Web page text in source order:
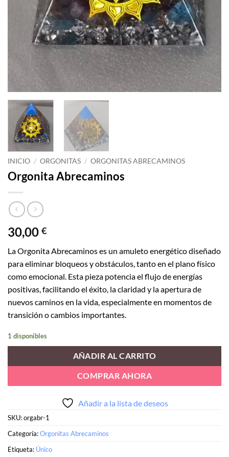
INICIO / ORGONITAS / ORGONITAS ABRECAMINOS
Orgonita Abrecaminos
30,00 €
La Orgonita Abrecaminos es un amuleto energético diseñado
para eliminar bloqueos y obstáculos, tanto en el plano físico
como emocional. Esta pieza potencia el flujo de energías
positivas, facilitando el éxito, la claridad y la apertura de
nuevos caminos en la vida, especialmente en momentos de
transición o cambios importantes.
1 disponibles
AÑADIR AL CARRITO
COMPRAR AHORA
Añadir a la lista de deseos
SKU:orgabr-1
Categoría:Orgonitas Abrecaminos
Etiqueta: Único